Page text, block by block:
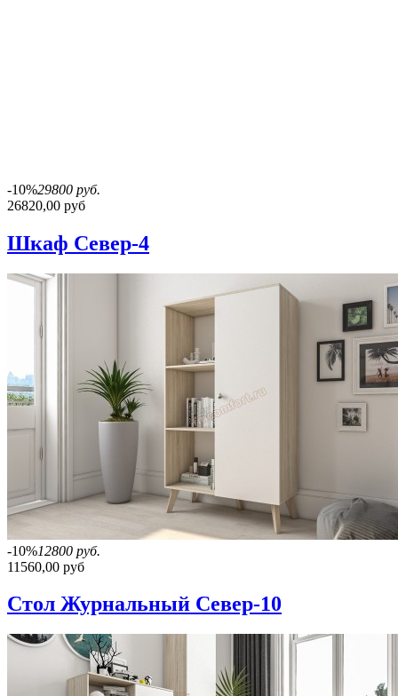
-10%29800 руб.
26820,00 руб
Шкаф Север-4
-10%12800 руб.
11560,00 руб
Стол Журнальный Север-10